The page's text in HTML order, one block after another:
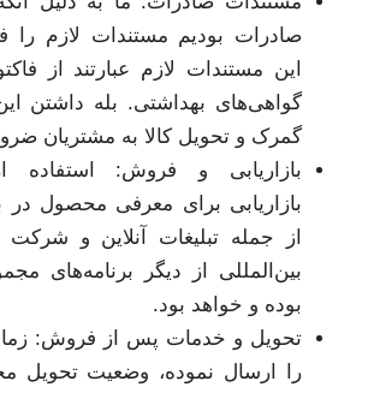
صادرات بودیم مستندات لازم را
این مستندات لازم عبارتند از
گواهی‌های بهداشتی. بله داشتن
گمرک و تحویل کالا به مشتریان
بازاریابی و فروش: استفاده
بازاریابی برای معرفی محصول در
از جمله تبلیغات آنلاین و شرکت
بین‌المللی از دیگر برنامه‌های
بوده و خواهد بود.
تحویل و خدمات پس از فروش:
را ارسال نموده، وضعیت تحویل